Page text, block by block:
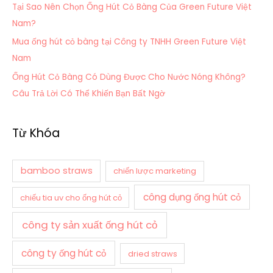
Tại Sao Nên Chọn Ống Hút Cỏ Bàng Của Green Future Việt
Nam?
Mua ống hút cỏ bàng tại Công ty TNHH Green Future Việt
Nam
Ống Hút Cỏ Bàng Có Dùng Được Cho Nước Nóng Không?
Câu Trả Lời Có Thể Khiến Bạn Bất Ngờ
Từ Khóa
bamboo straws chiến lược marketing
chiếu tia uv cho ống hút cỏ công dụng ống hút cỏ
công ty sản xuất ống hút cỏ
công ty ống hút cỏ dried straws